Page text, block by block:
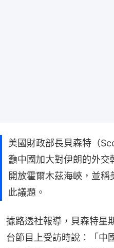
美國財政部長貝森特（
籲中國加大對伊朗的外交
開放霍爾木茲海峽，並
此議題。
據路透社報導，貝森特星
台節目上受訪時說：「中